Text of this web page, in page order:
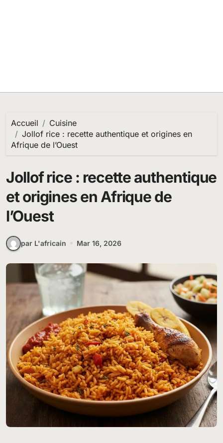
Accueil
Cuisine
Jollof rice : recette authentique et origines en
Afrique de l’Ouest
Jollof rice : recette authentique
et origines en Afrique de
l’Ouest
par L'africain Mar 16, 2026